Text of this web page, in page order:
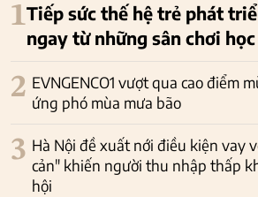
1Tiếp sức thế hệ trẻ phát
ngay từ những sân chơi
2 EVNGENCO1 vượt qua cao điểm
ứng phó mùa mưa bão
3 Hà Nội đề xuất nới điều kiện vay
cản" khiến người thu nhập thấp
hội